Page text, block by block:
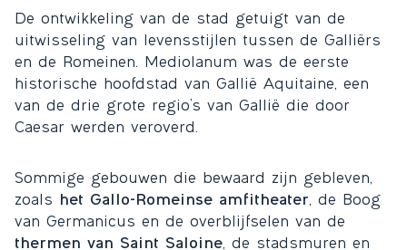
De ontwikkeling van de stad getuigt van de
uitwisseling van levensstijlen tussen de Galliërs
en de Romeinen. Mediolanum was de eerste
historische hoofdstad van Gallië Aquitaine, een
van de drie grote regio’s van Gallië die door
Caesar werden veroverd.
Sommige gebouwen die bewaard zijn gebleven,
zoals het Gallo-Romeinse amfitheater , de Boog
van Germanicus en de overblijfselen van de
thermen van Saint Saloine, de stadsmuren en